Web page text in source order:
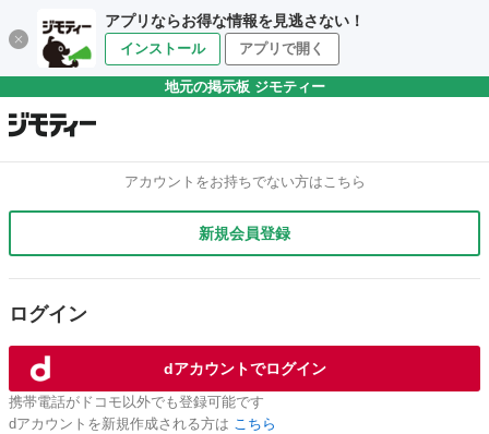
アプリならお得な情報を見逃さない！
インストール アプリで開く
地元の掲示板 ジモティー
アカウントをお持ちでない方はこちら
新規会員登録
ログイン
dアカウントでログイン
携帯電話がドコモ以外でも登録可能です
dアカウントを新規作成される方は こちら